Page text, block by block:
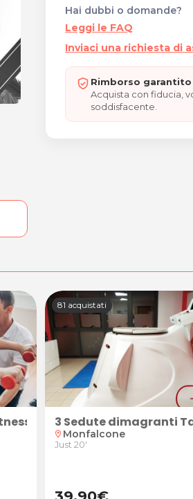
Hai dubbi o domande?
Leggi le FAQ
Inviaci una richiesta di
Rimborso
Acquista con fiducia,
soddisfacente.
81 acquistati
3 Sedute dimagranti
location_on Monfalcone
Just 20'